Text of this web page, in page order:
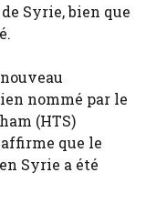
Syrie, bien que
nommé par le
(HTS)
affirme que le
Syrie a été